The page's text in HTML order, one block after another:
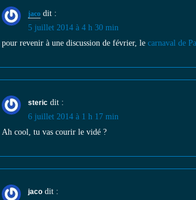
jaco dit :
5 juillet 2014 à 4 h 30 min
pour revenir à une discussion de février, le carnaval de
steric dit :
6 juillet 2014 à 1 h 17 min
Ah cool, tu vas courir le vidé ?
jaco dit :